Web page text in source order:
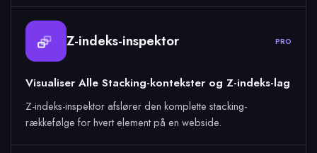
Z-indeks-inspektor PRO
Visualiser Alle Stacking-kontekster og Z-indeks-lag
Z-indeks-inspektor afslører den komplette stacking-
rækkefølge for hvert element på en webside.